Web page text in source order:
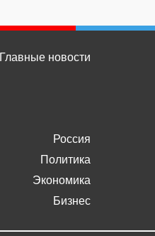
Главные новости
Россия
Политика
Экономика
Бизнес